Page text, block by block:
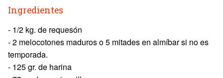
Ingredientes
- 1/2 kg. de requesón
- 2 melocotones maduros o 5 mitades en almíbar si no es
temporada.
- 125 gr. de harina